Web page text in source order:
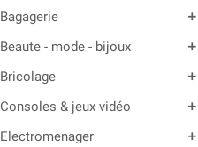
Bagagerie add
Beaute - mode - bijoux add
Bricolage add
Consoles & jeux vidéo add
Electromenager add